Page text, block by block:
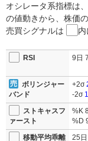
オシレータ系指標は
の値動きから、株価
売買シグナルは
内
RSI 9日
ボリンジャー
バンド
+2σ
-2σ
ストキャスフ
ァースト
%K
%D
移動平均乖離 25日